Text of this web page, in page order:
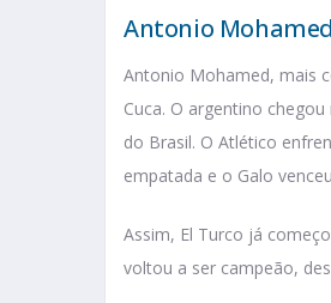
Antonio
Antonio Mohamed, mais
Cuca. O argentino
do Brasil. O Atlético
empatada e o Galo
Assim, El Turco já
voltou a ser campeão,